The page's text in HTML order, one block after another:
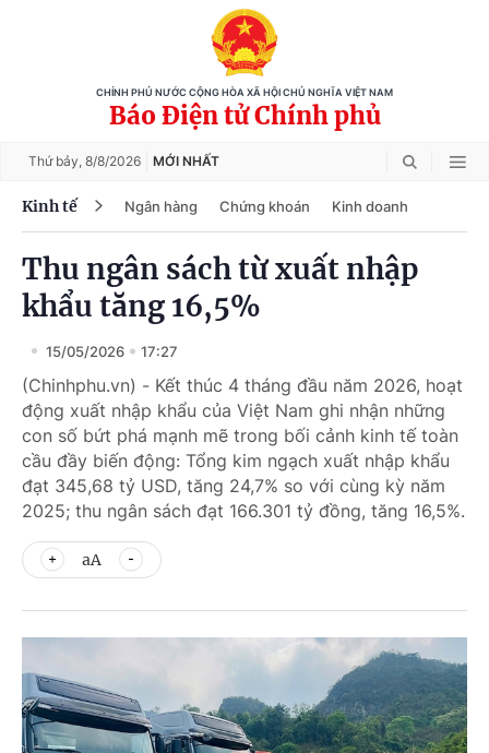
CHÍNH PHỦ NƯỚC CỘNG HÒA XÃ HỘI CHỦ NGHĨA VIỆT NAM
Báo Điện tử Chính phủ
Thứ bảy, 8/8/2026 MỚI NHẤT
Kinh tế Ngân hàng Chứng khoán Kinh doanh
Thu ngân sách từ xuất nhập
khẩu tăng 16,5%
15/05/2026 17:27
(Chinhphu.vn) - Kết thúc 4 tháng đầu năm 2026, hoạt
động xuất nhập khẩu của Việt Nam ghi nhận những
con số bứt phá mạnh mẽ trong bối cảnh kinh tế toàn
cầu đầy biến động: Tổng kim ngạch xuất nhập khẩu
đạt 345,68 tỷ USD, tăng 24,7% so với cùng kỳ năm
2025; thu ngân sách đạt 166.301 tỷ đồng, tăng 16,5%.
aA